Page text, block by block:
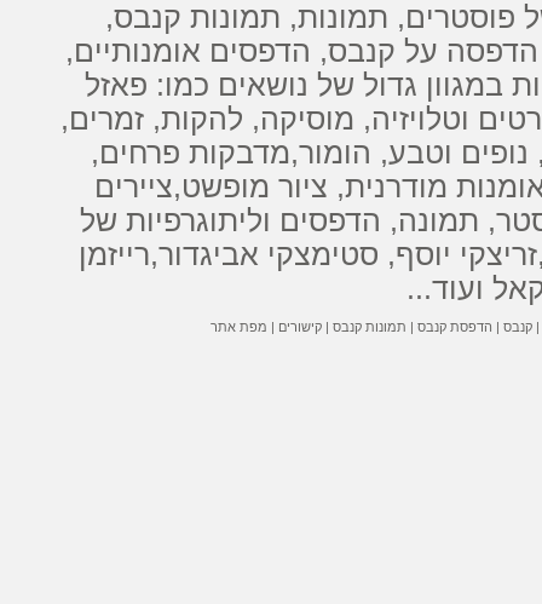
פוסטרים, תמונות, תמונות קנבס,
הדפסה על קנבס, הדפסים אומנותיים,
במגוון גדול של נושאים כמו: פאזל
וטלויזיה, מוסיקה, להקות, זמרים,
וטבע, הומור,מדבקות פרחים,
מודרנית, ציור מופשט,ציירים
תמונה, הדפסים וליתוגרפיות של
זריצקי יוסף, סטימצקי אביגדור,רייזמן
ועוד...
|קנבס | הדפסת קנבס | תמונות קנבס |קישורים | מפת אתר